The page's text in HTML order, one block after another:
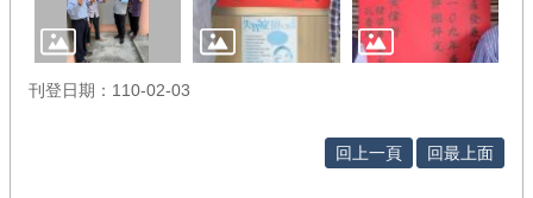
刊登日期：110-02-03
回上一頁 回最上面